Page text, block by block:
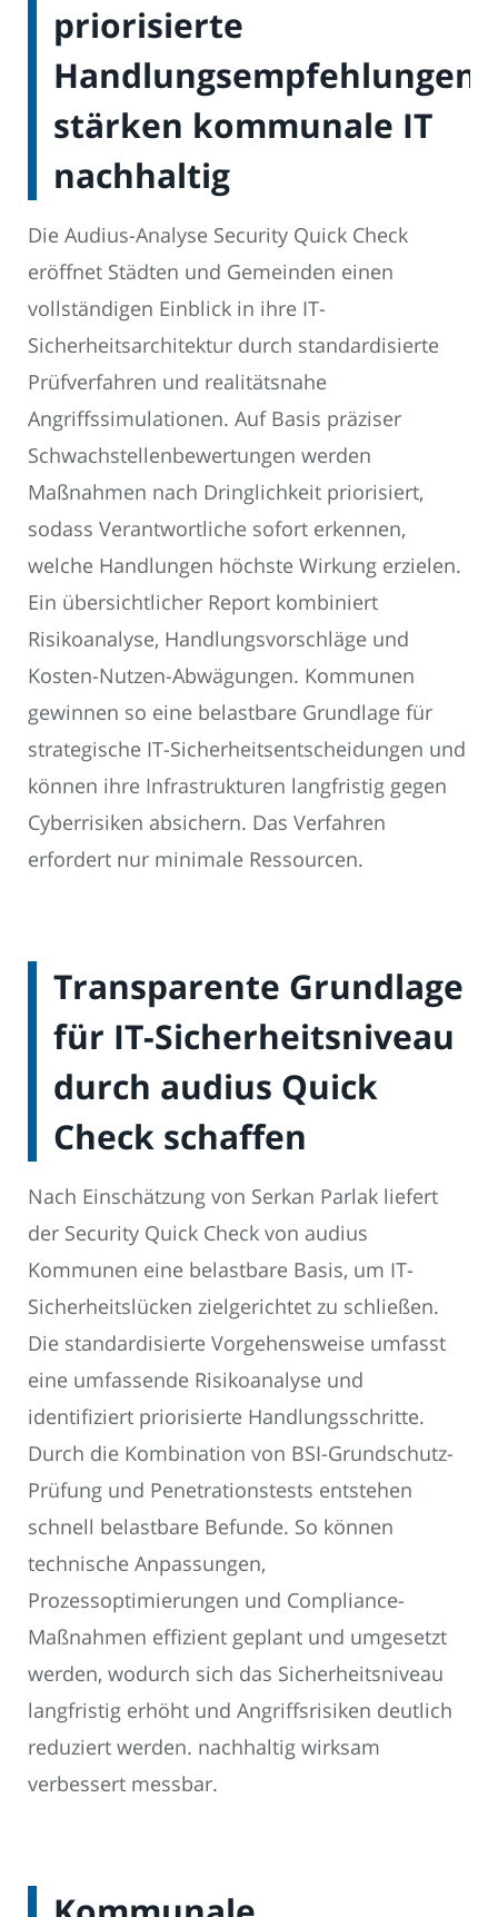
priorisierte
Handlungsempfehlungen
stärken kommunale IT
nachhaltig
Die Audius-Analyse Security Quick Check
eröffnet Städten und Gemeinden einen
vollständigen Einblick in ihre IT-
Sicherheitsarchitektur durch standardisierte
Prüfverfahren und realitätsnahe
Angriffssimulationen. Auf Basis präziser
Schwachstellenbewertungen werden
Maßnahmen nach Dringlichkeit priorisiert,
sodass Verantwortliche sofort erkennen,
welche Handlungen höchste Wirkung erzielen.
Ein übersichtlicher Report kombiniert
Risikoanalyse, Handlungsvorschläge und
Kosten-Nutzen-Abwägungen. Kommunen
gewinnen so eine belastbare Grundlage für
strategische IT-Sicherheitsentscheidungen und
können ihre Infrastrukturen langfristig gegen
Cyberrisiken absichern. Das Verfahren
erfordert nur minimale Ressourcen.
Transparente Grundlage
für IT-Sicherheitsniveau
durch audius Quick
Check schaffen
Nach Einschätzung von Serkan Parlak liefert
der Security Quick Check von audius
Kommunen eine belastbare Basis, um IT-
Sicherheitslücken zielgerichtet zu schließen.
Die standardisierte Vorgehensweise umfasst
eine umfassende Risikoanalyse und
identifiziert priorisierte Handlungsschritte.
Durch die Kombination von BSI-Grundschutz-
Prüfung und Penetrationstests entstehen
schnell belastbare Befunde. So können
technische Anpassungen,
Prozessoptimierungen und Compliance-
Maßnahmen effizient geplant und umgesetzt
werden, wodurch sich das Sicherheitsniveau
langfristig erhöht und Angriffsrisiken deutlich
reduziert werden. nachhaltig wirksam
verbessert messbar.